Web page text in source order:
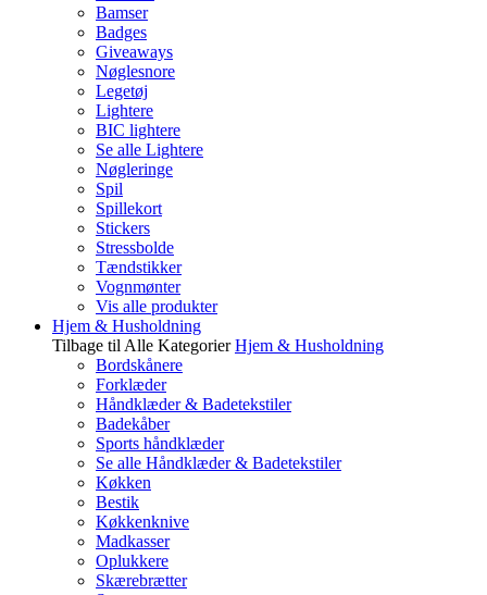
Bamser
Badges
Giveaways
Nøglesnore
Legetøj
Lightere
BIC lightere
Se alle Lightere
Nøgleringe
Spil
Spillekort
Stickers
Stressbolde
Tændstikker
Vognmønter
Vis alle produkter
Hjem & Husholdning
Tilbage til Alle Kategorier Hjem & Husholdning
Bordskånere
Forklæder
Håndklæder & Badetekstiler
Badekåber
Sports håndklæder
Se alle Håndklæder & Badetekstiler
Køkken
Bestik
Køkkenknive
Madkasser
Oplukkere
Skærebrætter